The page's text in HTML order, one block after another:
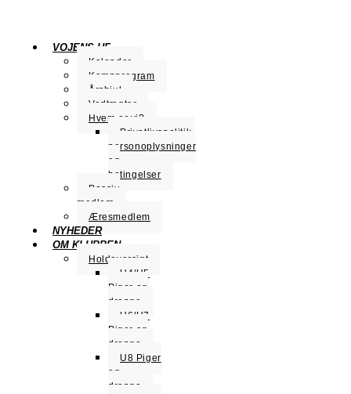
VOJENS HF
Kalender
Kampprogram
Årshjul
Vedtægter
Hvem er vi?
Privatlivspolitik,
personoplysninger
og
betingelser
Passiv
medlem
Æresmedlem
NYHEDER
OM KLUBBEN
Holdoversigt
U4/U5
Piger og
drenge
U6/U7
Piger og
drenge
U8 Piger
og
drenge